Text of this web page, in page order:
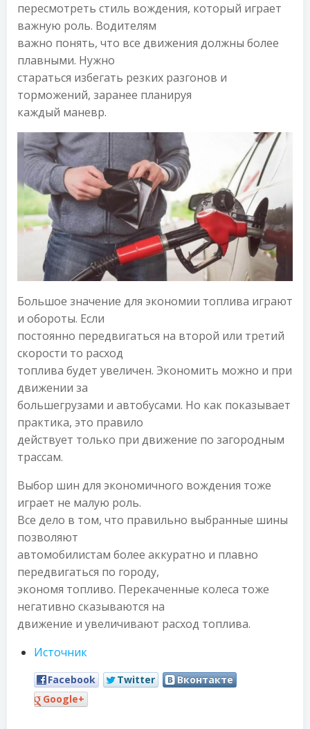
пересмотреть стиль вождения, который играет
важную роль. Водителям
важно понять, что все движения должны более
плавными. Нужно
стараться избегать резких разгонов и
торможений, заранее планируя
каждый маневр.
Большое значение для экономии топлива играют
и обороты. Если
постоянно передвигаться на второй или третий
скорости то расход
топлива будет увеличен. Экономить можно и при
движении за
большегрузами и автобусами. Но как показывает
практика, это правило
действует только при движение по загородным
трассам.
Выбор шин для экономичного вождения тоже
играет не малую роль.
Все дело в том, что правильно выбранные шины
позволяют
автомобилистам более аккуратно и плавно
передвигаться по городу,
экономя топливо. Перекаченные колеса тоже
негативно сказываются на
движение и увеличивают расход топлива.
Источник
Facebook Twitter
Вконтакте
Google+